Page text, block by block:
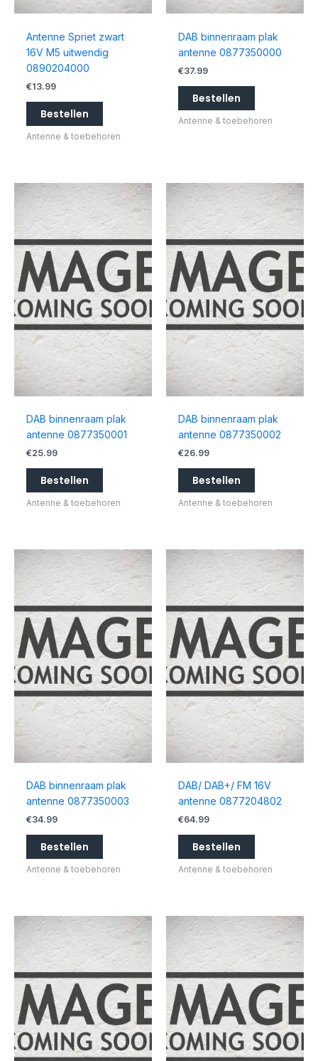
Antenne Spriet zwart
16V M5 uitwendig
0890204000
€13.99
Bestellen
Antenne & toebehoren
DAB binnenraam plak
antenne 0877350000
€37.99
Bestellen
Antenne & toebehoren
DAB binnenraam plak
antenne 0877350001
€25.99
Bestellen
Antenne & toebehoren
DAB binnenraam plak
antenne 0877350002
€26.99
Bestellen
Antenne & toebehoren
DAB binnenraam plak
antenne 0877350003
€34.99
Bestellen
Antenne & toebehoren
DAB/ DAB+/ FM 16V
antenne 0877204802
€64.99
Bestellen
Antenne & toebehoren